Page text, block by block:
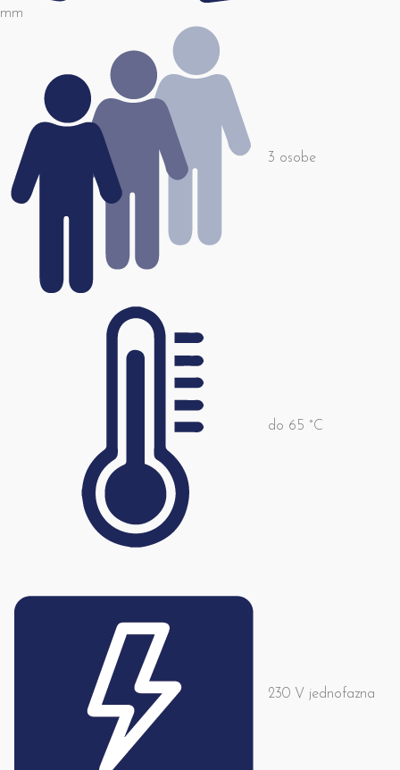
mm
3 osobe
do 65 °C
230 V jednofazna